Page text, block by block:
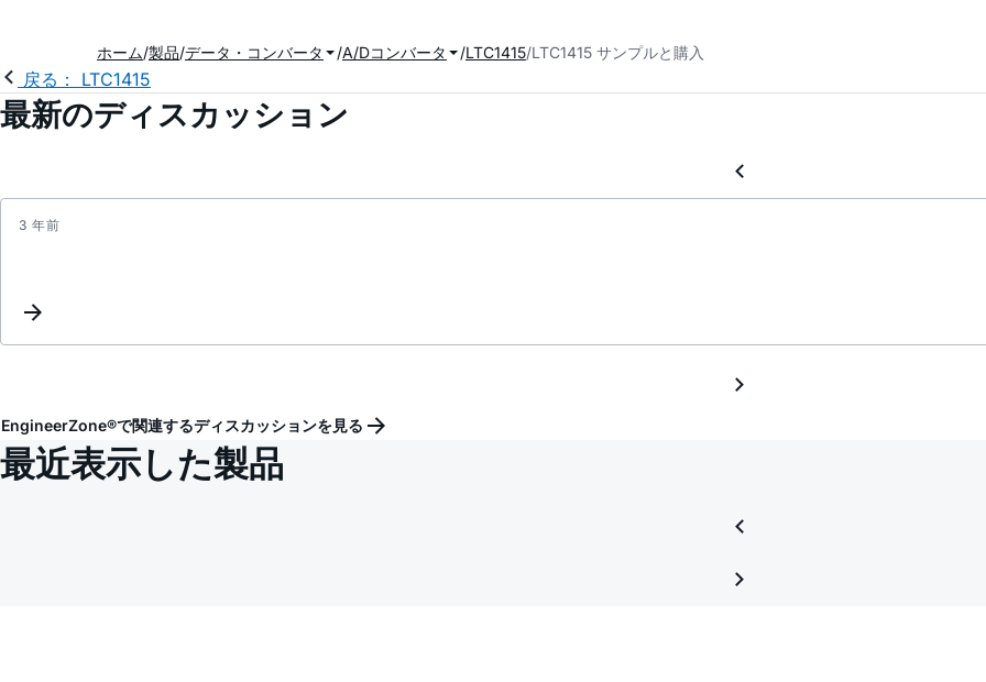
ホーム 製品 データ・コンバータ A/Dコンバータ LTC1415 LTC1415 サンプルと購入
戻る： LTC1415
最新のディスカッション
3 年前
EngineerZone®で関連するディスカッションを見る
最近表示した製品